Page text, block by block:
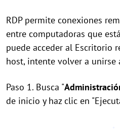
RDP permite conexiones
entre computadoras que
puede acceder al Escritorio
host, intente volver a unirse
Paso 1. Busca "
de inicio y haz clic en